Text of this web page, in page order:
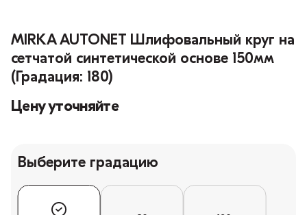
MIRKA AUTONET Шлифовальный круг на
сетчатой синтетической основе 150мм
(Градация: 180)
Цену уточняйте
Выберите градацию